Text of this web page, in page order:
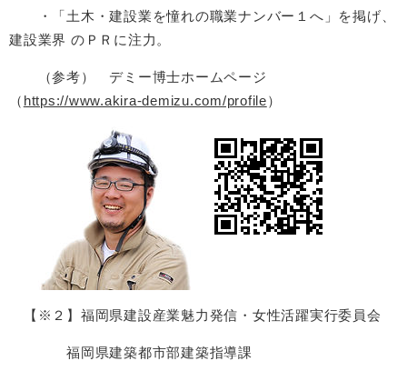
・「土木・建設業を憧れの職業ナンバー１へ」を掲げ、
建設業界 のＰＲに注力。
（参考） デミー博士ホームページ
（ https://www.akira-demizu.com/profile）
【※２】福岡県建設産業魅力発信・女性活躍実行委員会
福岡県建築都市部建築指導課